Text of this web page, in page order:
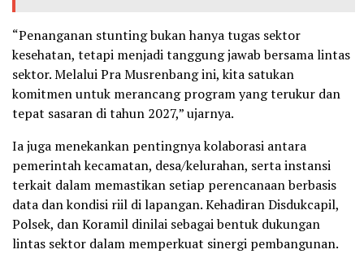
“Penanganan stunting bukan hanya tugas sektor
kesehatan, tetapi menjadi tanggung jawab bersama lintas
sektor. Melalui Pra Musrenbang ini, kita satukan
komitmen untuk merancang program yang terukur dan
tepat sasaran di tahun 2027,” ujarnya.
Ia juga menekankan pentingnya kolaborasi antara
pemerintah kecamatan, desa/kelurahan, serta instansi
terkait dalam memastikan setiap perencanaan berbasis
data dan kondisi riil di lapangan. Kehadiran Disdukcapil,
Polsek, dan Koramil dinilai sebagai bentuk dukungan
lintas sektor dalam memperkuat sinergi pembangunan.